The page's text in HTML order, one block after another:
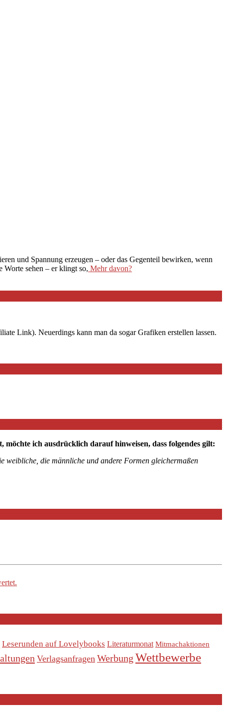
und Spannung erzeugen – oder das Gegenteil bewirken, wenn
Worte sehen – er klingt so, Mehr davon?
Link). Neuerdings kann man da sogar Grafiken erstellen lassen.
ich ausdrücklich darauf hinweisen, dass folgendes gilt:
weibliche, die männliche und andere Formen gleichermaßen
Leserunden auf Lovelybooks Literaturmonat Mitmachaktionen
Verlagsanfragen Werbung Wettbewerbe